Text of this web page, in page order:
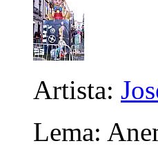
Artista:
Lema: